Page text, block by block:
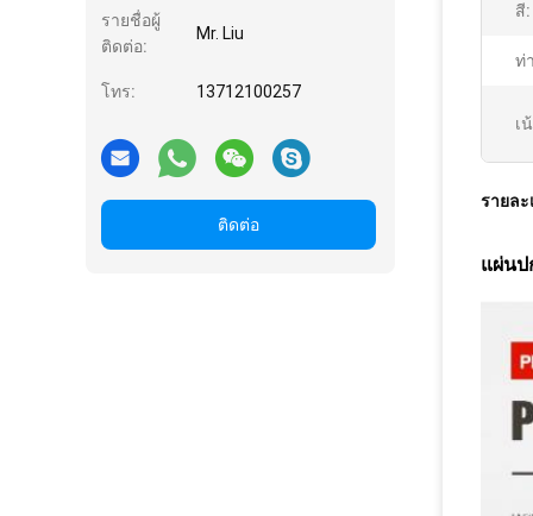
รายชื่อผู้
ติดต่อ:
Mr. Liu
โทร: 13712100257
ติดต่อ
สี:
ท่
เ
รายล
แผ่นป